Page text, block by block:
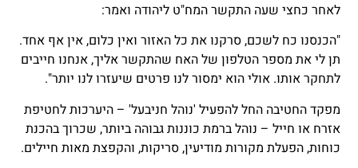
לאחר כחצי שעה התקשר המח"ט ליהודה ואמר:
"הכנסנו כח לשכם, סרקנו את כל האזור ואין כלום, אין אף אחד.
תן לי את מספר הטלפון של האח שהתקשר אליך, אנחנו חייבים
לתחקר אותו. אולי הוא ימסור לנו פרטים שיעזרו לנו יותר".
מפקד החטיבה החל להפעיל 'נוהל חניבעל' – היערכות לחטיפת
אזרח או חייל – נוהל ברמת כוננות גבוהה ביותר, שכרוך בהכנת
כוחות, הפעלת מקורות מודיעין, סריקות, והקפצת מאות חיילים.